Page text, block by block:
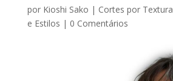
por Kioshi Sako | Cortes por Textura
e Estilos | 0 Comentários